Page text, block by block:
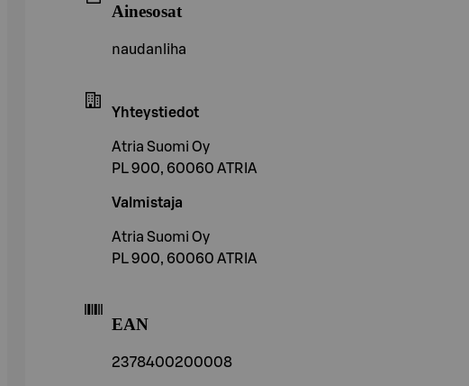
Ainesosat
naudanliha
Yhteystiedot
Atria Suomi Oy
PL 900, 60060 ATRIA
Valmistaja
Atria Suomi Oy
PL 900, 60060 ATRIA
EAN
2378400200008